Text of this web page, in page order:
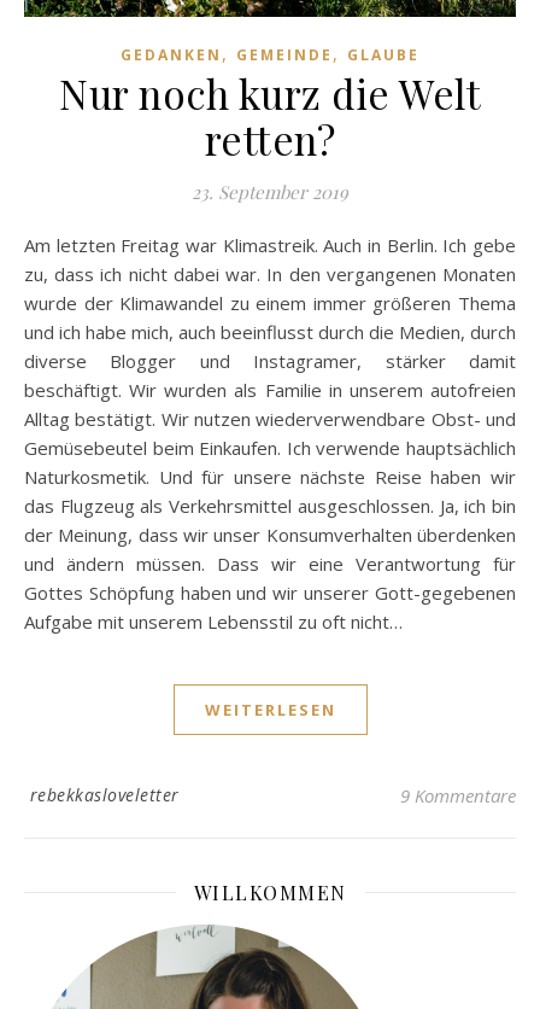
GEDANKEN , GEMEINDE , GLAUBE
Nur noch kurz die Welt
retten?
23. September 2019
Am letzten Freitag war Klimastreik. Auch in Berlin. Ich gebe
zu, dass ich nicht dabei war. In den vergangenen Monaten
wurde der Klimawandel zu einem immer größeren Thema
und ich habe mich, auch beeinflusst durch die Medien, durch
diverse Blogger und Instagramer, stärker damit
beschäftigt. Wir wurden als Familie in unserem autofreien
Alltag bestätigt. Wir nutzen wiederverwendbare Obst- und
Gemüsebeutel beim Einkaufen. Ich verwende hauptsächlich
Naturkosmetik. Und für unsere nächste Reise haben wir
das Flugzeug als Verkehrsmittel ausgeschlossen. Ja, ich bin
der Meinung, dass wir unser Konsumverhalten überdenken
und ändern müssen. Dass wir eine Verantwortung für
Gottes Schöpfung haben und wir unserer Gott-gegebenen
Aufgabe mit unserem Lebensstil zu oft nicht…
WEITERLESEN
rebekkasloveletter 9 Kommentare
WILLKOMMEN